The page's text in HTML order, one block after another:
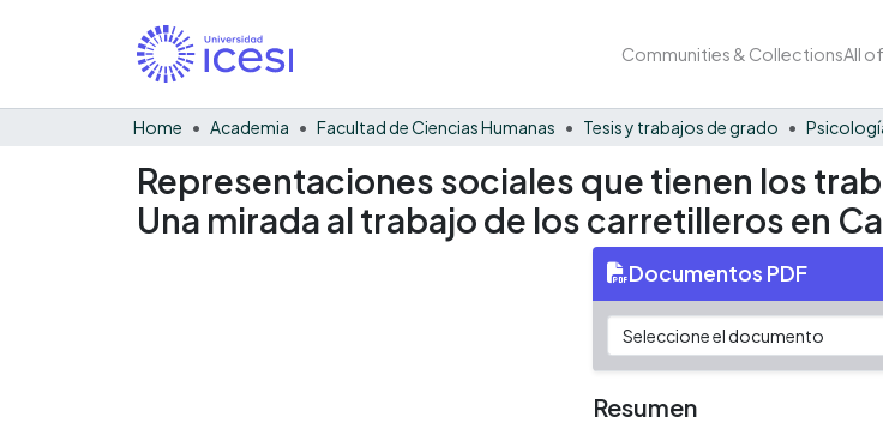
Communities & CollectionsAll
Home Academia Facultad de Ciencias Humanas Tesis y trabajos de grado
Representaciones sociales que tienen los
Una mirada al trabajo de los carretilleros en
Documentos PDF
Resumen